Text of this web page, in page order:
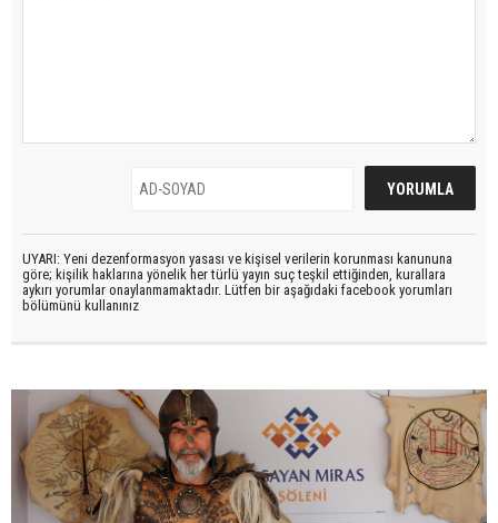
UYARI: Yeni dezenformasyon yasası ve kişisel verilerin korunması kanununa
göre; kişilik haklarına yönelik her türlü yayın suç teşkil ettiğinden, kurallara
aykırı yorumlar onaylanmamaktadır. Lütfen bir aşağıdaki facebook yorumları
bölümünü kullanınız